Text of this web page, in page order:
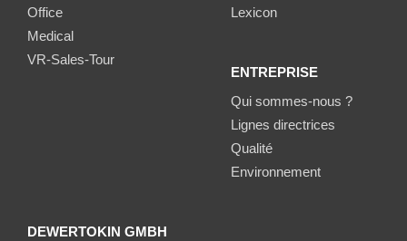
Office
Medical
VR-Sales-Tour
Lexicon
ENTREPRISE
Qui sommes-nous ?
Lignes directrices
Qualité
Environnement
DEWERTOKIN GMBH